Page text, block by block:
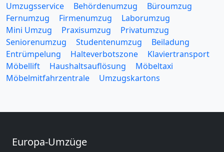
Umzugsservice Behördenumzug
Büroumzug
Fernumzug
Firmenumzug
Laborumzug
Mini Umzug
Praxisumzug
Privatumzug
Seniorenumzug
Studentenumzug
Beiladung
Entrümpelung
Halteverbotszone
Klaviertransport
Möbellift
Haushaltsauflösung
Möbeltaxi
Möbelmitfahrzentrale
Umzugskartons
Europa-Umzüge